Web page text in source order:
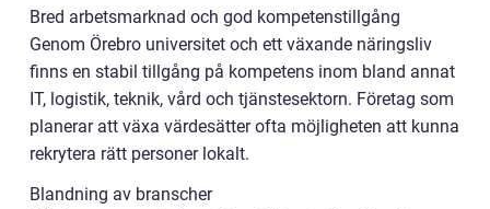
Bred arbetsmarknad och god kompetenstillgång
Genom Örebro universitet och ett växande näringsliv
finns en stabil tillgång på kompetens inom bland annat
IT, logistik, teknik, vård och tjänstesektorn. Företag som
planerar att växa värdesätter ofta möjligheten att kunna
rekrytera rätt personer lokalt.
Blandning av branscher